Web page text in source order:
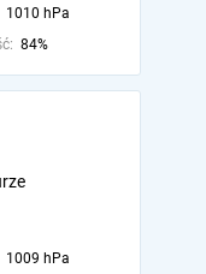
1010 hPa
84%
1009 hPa